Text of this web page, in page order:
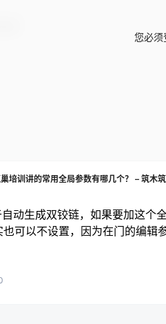
您必须
培训讲的常用全局参数有哪几个？ – 筑木
动生成双铰链，如果要加这个
也可以不设置，因为在门的编辑